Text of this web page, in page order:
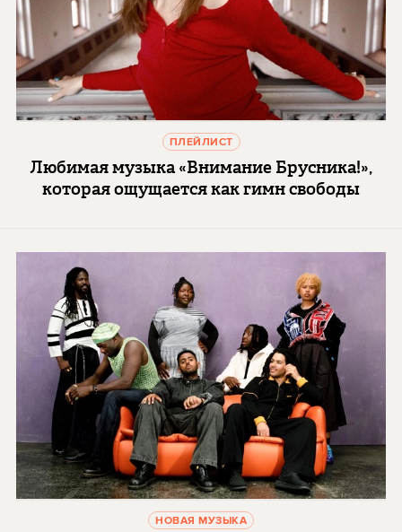
ПЛЕЙЛИСТ
Любимая музыка «Внимание Брусника!»,
которая ощущается как гимн свободы
НОВАЯ МУЗЫКА